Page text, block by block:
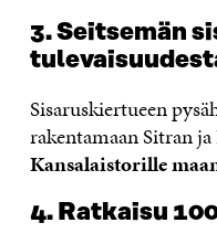
3. Seitsemän
Sisaruskiertueen
rakentamaan Sitran
Kansalaistorille
4. Ratkaisu